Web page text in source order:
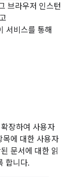
브라우저 인스턴
서비스를 통해
장하여 사용자
목에 대한 사용자
문서에 대한 읽
합니다.